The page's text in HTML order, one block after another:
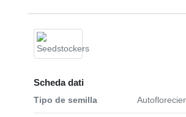
Scheda dati
Tipo de semilla